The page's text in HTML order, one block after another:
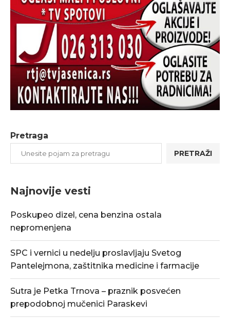
Pretraga
PRETRAŽI
Najnovije vesti
Poskupeo dizel, cena benzina ostala
nepromenjena
SPC i vernici u nedelju proslavljaju Svetog
Pantelejmona, zaštitnika medicine i farmacije
Sutra je Petka Trnova – praznik posvećen
prepodobnoj mučenici Paraskevi